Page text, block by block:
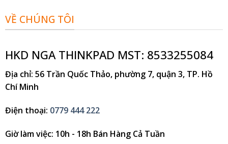
VỀ CHÚNG TÔI
HKD NGA THINKPAD MST: 8533255084
Địa chỉ: 56 Trần Quốc Thảo, phường 7, quận 3, TP. Hồ
Chí Minh
Điện thoại: 0779 444 222
Giờ làm việc: 10h - 18h Bán Hàng Cả Tuần